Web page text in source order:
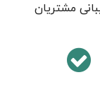
مشتریان